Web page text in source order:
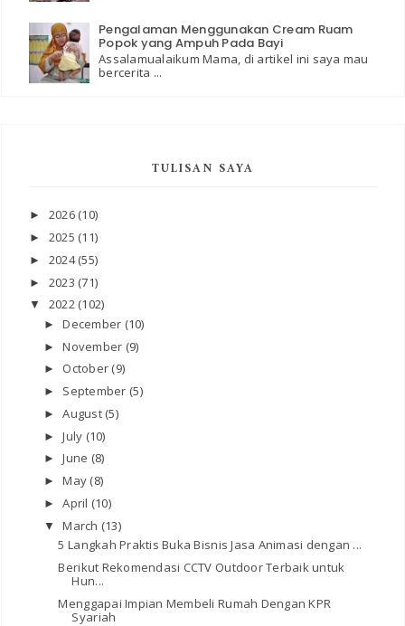
Pengalaman Menggunakan Cream Ruam
Popok yang Ampuh Pada Bayi
Assalamualaikum Mama, di artikel ini saya mau
bercerita ...
TULISAN SAYA
► 2026 (10)
► 2025 (11)
► 2024(55)
► 2023 (71)
▼ 2022 (102)
►December (10)
►November (9)
► October (9)
► September (5)
►August (5)
►July (10)
►June (8)
►May (8)
►April (10)
▼March (13)
5 Langkah Praktis Buka Bisnis Jasa Animasi dengan ...
Berikut Rekomendasi CCTV Outdoor Terbaik untuk
Hun...
Menggapai Impian Membeli Rumah Dengan KPR
Syariah